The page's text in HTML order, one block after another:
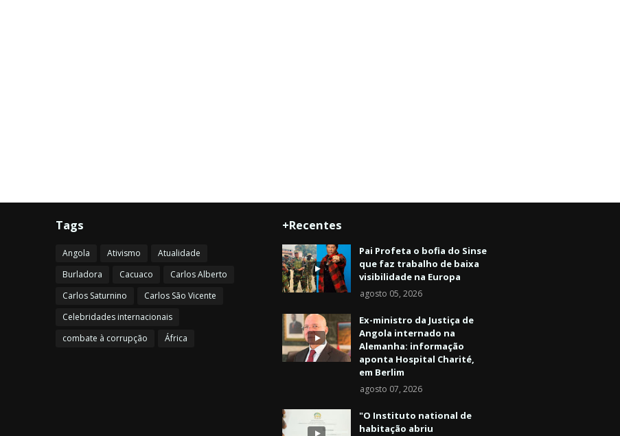
Tags
Angola Ativismo
Atualidade
Burladora
Cacuaco
Carlos Alberto
Carlos Saturnino
Carlos São Vicente
Celebridades internacionais
combate à corrupção
África
+Recentes
Pai Profeta o bofia do Sinse
que faz trabalho de baixa
visibilidade na Europa
agosto 05, 2026
Ex-ministro da Justiça de
Angola internado na
Alemanha: informação
aponta Hospital Charité,
em Berlim
agosto 07, 2026
"O Instituto national de
habitação abriu